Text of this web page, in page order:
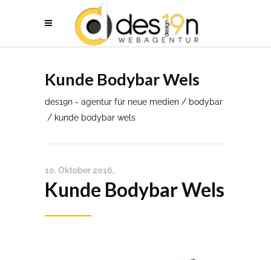
Kunde Bodybar Wels
des19n - agentur für neue medien / bodybar
/ kunde bodybar wels
10. Oktober 2016
Kunde Bodybar Wels